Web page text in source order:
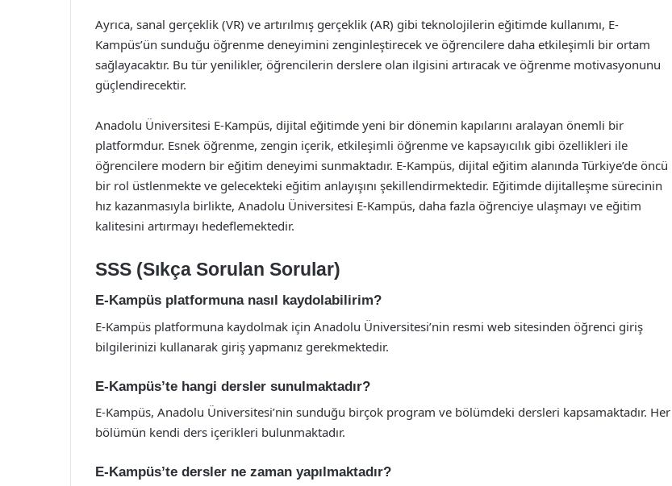
Ayrıca, sanal gerçeklik (VR) ve artırılmış gerçeklik (AR) gibi teknolojilerin eğitimde kullanımı, E-
Kampüs’ün sunduğu öğrenme deneyimini zenginleştirecek ve öğrencilere daha etkileşimli bir ortam
sağlayacaktır. Bu tür yenilikler, öğrencilerin derslere olan ilgisini artıracak ve öğrenme motivasyonunu
güçlendirecektir.
Anadolu Üniversitesi E-Kampüs, dijital eğitimde yeni bir dönemin kapılarını aralayan önemli bir
platformdur. Esnek öğrenme, zengin içerik, etkileşimli öğrenme ve kapsayıcılık gibi özellikleri ile
öğrencilere modern bir eğitim deneyimi sunmaktadır. E-Kampüs, dijital eğitim alanında Türkiye’de öncü
bir rol üstlenmekte ve gelecekteki eğitim anlayışını şekillendirmektedir. Eğitimde dijitalleşme sürecinin
hız kazanmasıyla birlikte, Anadolu Üniversitesi E-Kampüs, daha fazla öğrenciye ulaşmayı ve eğitim
kalitesini artırmayı hedeflemektedir.
SSS (Sıkça Sorulan Sorular)
E-Kampüs platformuna nasıl kaydolabilirim?
E-Kampüs platformuna kaydolmak için Anadolu Üniversitesi’nin resmi web sitesinden öğrenci giriş
bilgilerinizi kullanarak giriş yapmanız gerekmektedir.
E-Kampüs’te hangi dersler sunulmaktadır?
E-Kampüs, Anadolu Üniversitesi’nin sunduğu birçok program ve bölümdeki dersleri kapsamaktadır. Her
bölümün kendi ders içerikleri bulunmaktadır.
E-Kampüs’te dersler ne zaman yapılmaktadır?